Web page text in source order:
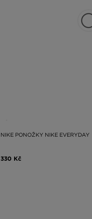
NIKE PONOŽKY NIKE EVERYDAY
330 Kč